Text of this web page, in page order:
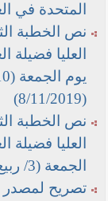
المتحدة في
نص الخطبة
العليا فضيلة
(8/11/2019)
نص الخطبة
العليا
الجمعة (3/ ربيع الأول/ 1441 هـ) الموافق (1/11/2019)
تصريح